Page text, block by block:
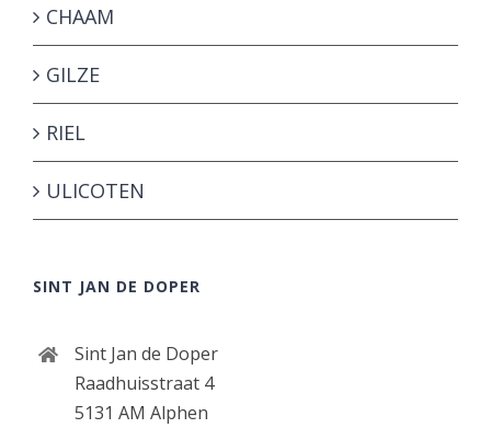
CHAAM
GILZE
RIEL
ULICOTEN
SINT JAN DE DOPER
Sint Jan de Doper
Raadhuisstraat 4
5131 AM Alphen